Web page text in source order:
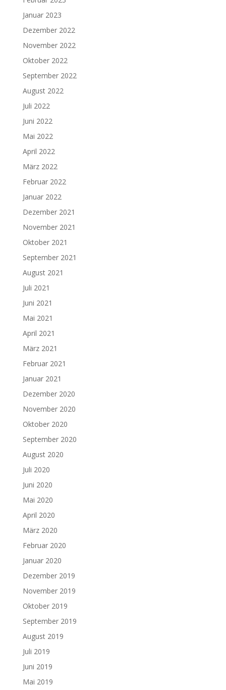
Januar 2023
Dezember 2022
November 2022
Oktober 2022
September 2022
August 2022
Juli 2022
Juni 2022
Mai 2022
April 2022
März 2022
Februar 2022
Januar 2022
Dezember 2021
November 2021
Oktober 2021
September 2021
August 2021
Juli 2021
Juni 2021
Mai 2021
April 2021
März 2021
Februar 2021
Januar 2021
Dezember 2020
November 2020
Oktober 2020
September 2020
August 2020
Juli 2020
Juni 2020
Mai 2020
April 2020
März 2020
Februar 2020
Januar 2020
Dezember 2019
November 2019
Oktober 2019
September 2019
August 2019
Juli 2019
Juni 2019
Mai 2019